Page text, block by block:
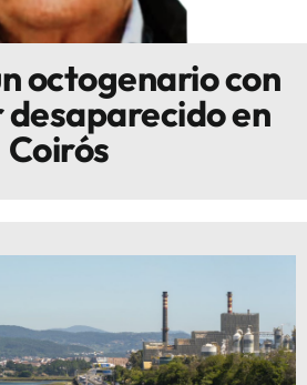
octogenario con
en
Coirós